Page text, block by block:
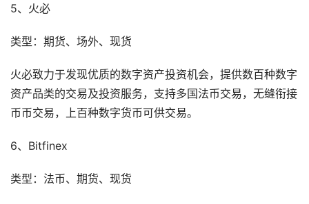
5、火必
类型：期货、场外、现货
火必致力于发现优质的数字资产投资机会，提供数百种数字
资产品类的交易及投资服务，支持多国法币交易，无缝衔接
币币交易，上百种数字货币可供交易。
6、Bitfinex
类型：法币、期货、现货